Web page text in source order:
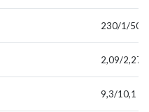
230/1/50
2,09/2,27
9,3/10,1